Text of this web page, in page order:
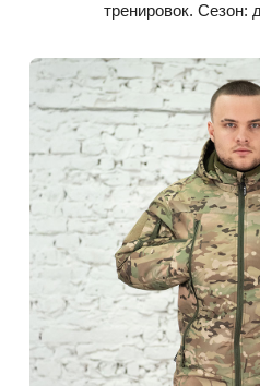
тренировок. Сезон: